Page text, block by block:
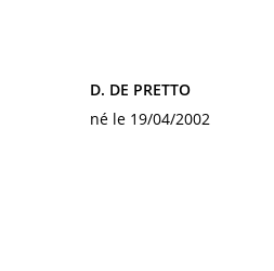
D. DE PRETTO
né le 19/04/2002